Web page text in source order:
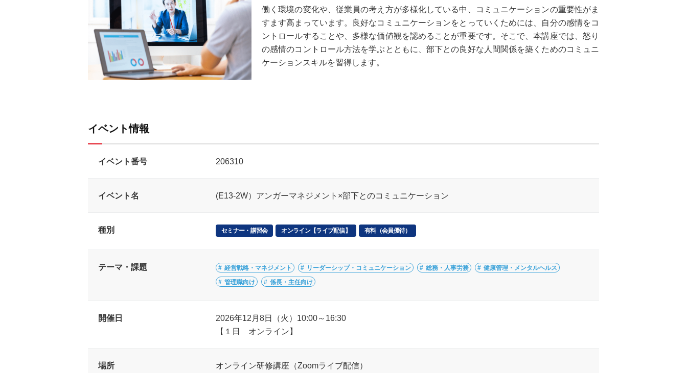
働く環境の変化や、従業員の考え方が多様化している中、コミュニケーションの重要性がま
すます高まっています。良好なコミュニケーションをとっていくためには、自分の感情をコ
ントロールすることや、多様な価値観を認めることが重要です。そこで、本講座では、怒り
の感情のコントロール方法を学ぶとともに、部下との良好な人間関係を築くためのコミュニ
ケーションスキルを習得します。
イベント情報
イベント番号 206310
イベント名 (E13-2W）アンガーマネジメント×部下とのコミュニケーション
種別 セミナー・講習会 オンライン【ライブ配信】 有料（会員優待）
テーマ・課題 経営戦略・マネジメント リーダーシップ・コミュニケーション 総務・人事労務 健康管理・メンタルヘルス
管理職向け 係長・主任向け
開催日
2026年12月8日（火）10:00～16:30
【１日 オンライン】
場所 オンライン研修講座（Zoomライブ配信）